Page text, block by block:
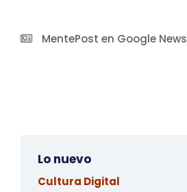
MentePost en Google News
Lo nuevo
Cultura Digital